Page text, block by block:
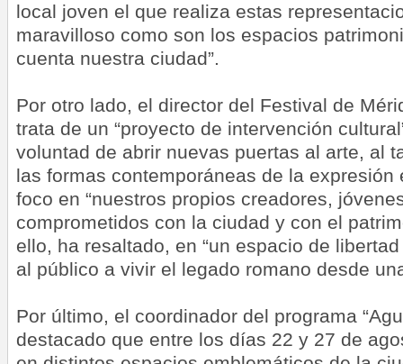
local joven el que realiza estas
maravilloso como son los espacios
cuenta nuestra ciudad”.
Por otro lado, el director del Festival de
trata de un “proyecto de intervención
voluntad de abrir nuevas puertas al arte, al
las formas contemporáneas de la expresión
foco en “nuestros propios creadores,
comprometidos con la ciudad y con el
ello, ha resaltado, en “un espacio de
al público a vivir el legado romano desde
Por último, el coordinador del programa
destacado que entre los días 22 y 27 de